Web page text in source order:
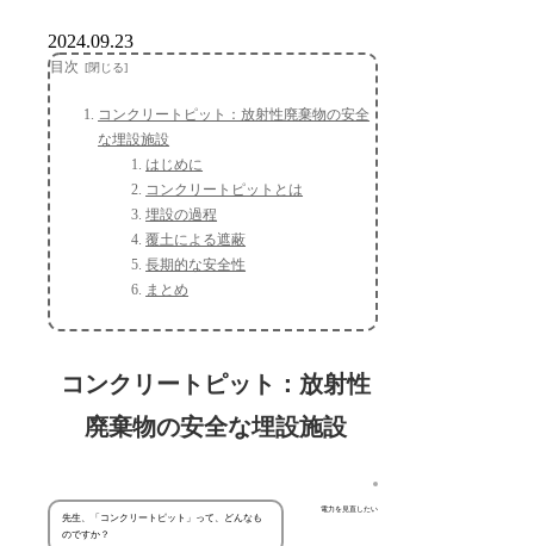
2024.09.23
目次
コンクリートピット：放射性廃棄物の安全
な埋設施設
はじめに
コンクリートピットとは
埋設の過程
覆土による遮蔽
長期的な安全性
まとめ
コンクリートピット：放射性
廃棄物の安全な埋設施設
電力を見直したい
先生、「コンクリートピット」って、どんなも
のですか？